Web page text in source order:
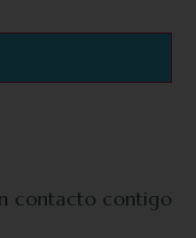
contacto contigo